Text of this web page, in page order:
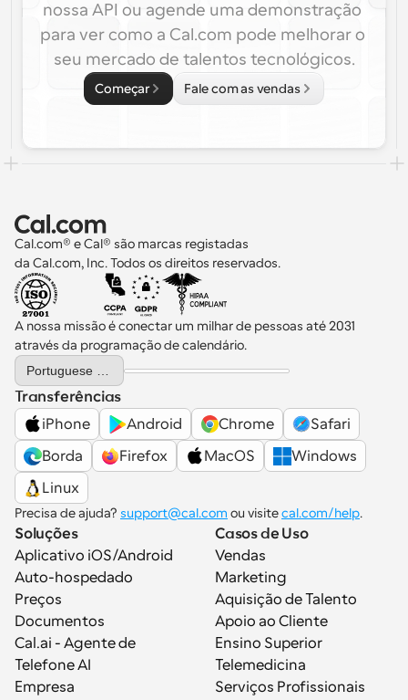
nossa API ou agende uma demonstração
para ver como a Cal.com pode melhorar o
seu mercado de talentos tecnológicos.
Começar Fale com as vendas
Cal.com® e Cal® são marcas registadas
da Cal.com, Inc. Todos os direitos reservados.
A nossa missão é conectar um milhar de pessoas até 2031
através da programação de calendário.
Select Language
Transferências
iPhone
Android Chrome
Safari
Borda
Firefox MacOS
Windows
Linux
Precisa de ajuda? support@cal.com ou visite cal.com/help.
Soluções
Aplicativo iOS/Android
Auto-hospedado
Preços
Documentos
Cal.ai - Agente de
Telefone AI
Empresa
Casos de Uso
Vendas
Marketing
Aquisição de Talento
Apoio ao Cliente
Ensino Superior
Telemedicina
Serviços Profissionais